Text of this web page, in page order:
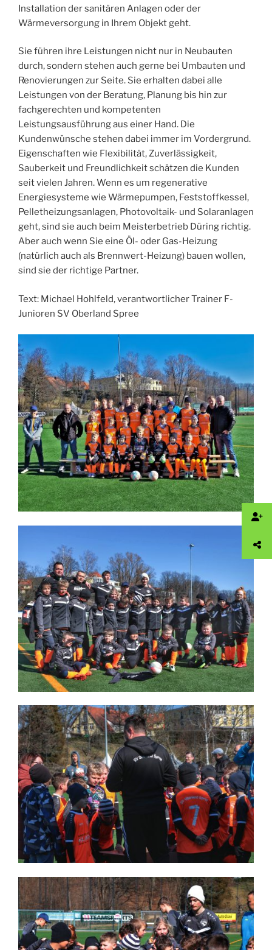
Installation der sanitären Anlagen oder der
Wärmeversorgung in Ihrem Objekt geht.
Sie führen ihre Leistungen nicht nur in Neubauten
durch, sondern stehen auch gerne bei Umbauten und
Renovierungen zur Seite. Sie erhalten dabei alle
Leistungen von der Beratung, Planung bis hin zur
fachgerechten und kompetenten
Leistungsausführung aus einer Hand. Die
Kundenwünsche stehen dabei immer im Vordergrund.
Eigenschaften wie Flexibilität, Zuverlässigkeit,
Sauberkeit und Freundlichkeit schätzen die Kunden
seit vielen Jahren. Wenn es um regenerative
Energiesysteme wie Wärmepumpen, Feststoffkessel,
Pelletheizungsanlagen, Photovoltaik- und Solaranlagen
geht, sind sie auch beim Meisterbetrieb Düring richtig.
Aber auch wenn Sie eine Öl- oder Gas-Heizung
(natürlich auch als Brennwert-Heizung) bauen wollen,
sind sie der richtige Partner.
Text: Michael Hohlfeld, verantwortlicher Trainer F-
Junioren SV Oberland Spree